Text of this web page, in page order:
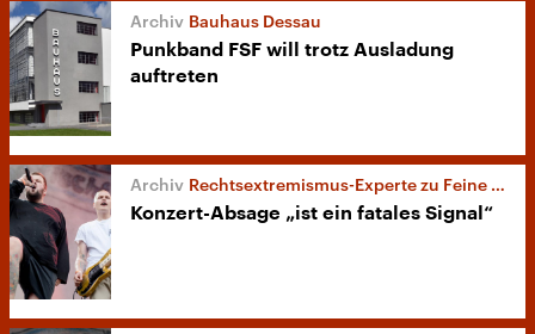
Bauhaus Dessau
Punkband FSF will trotz Ausladung
auftreten
Rechtsextremismus-Experte zu Feine Sahne Fischfilet
Konzert-Absage „ist ein fatales Signal“